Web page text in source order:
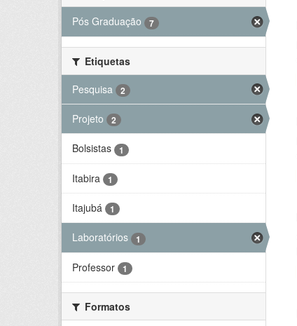
Pós Graduação
7
Etiquetas
Pesquisa
2
Projeto 2
Bolsistas 1
Itabira 1
Itajubá 1
Laboratórios 1
Professor 1
Formatos